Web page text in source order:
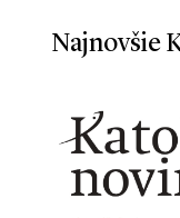
Najnovšie